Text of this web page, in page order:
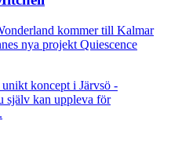
kommer till Kalmar
nya projekt Quiescence